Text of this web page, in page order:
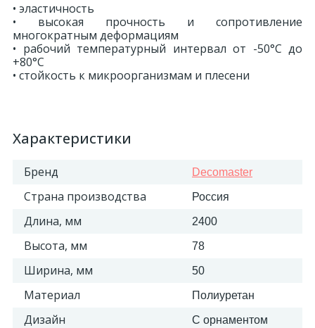
• эластичность
• высокая прочность и сопротивление
многократным деформациям
• рабочий температурный интервал от -50°С до
+80°С
• стойкость к микроорганизмам и плесени
Характеристики
Бренд Decomaster
Страна производства Россия
Длина, мм 2400
Высота, мм 78
Ширина, мм 50
Материал Полиуретан
Дизайн С орнаментом